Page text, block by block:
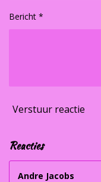
Bericht *
Verstuur reactie
Reacties
Andre Jacobs